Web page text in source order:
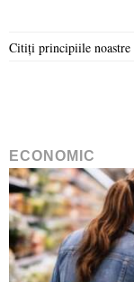
Citiți principiile noastre
ECONOMIC